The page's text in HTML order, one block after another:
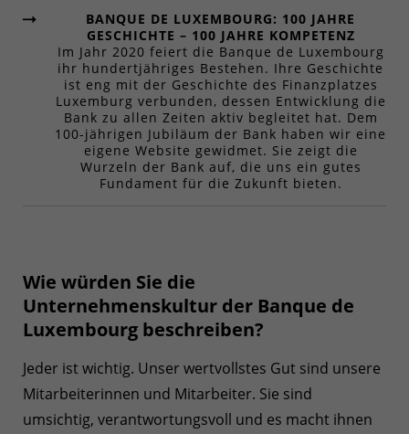
BANQUE DE LUXEMBOURG: 100 JAHRE
GESCHICHTE – 100 JAHRE KOMPETENZ
Im Jahr 2020 feiert die Banque de Luxembourg
ihr hundertjähriges Bestehen. Ihre Geschichte
ist eng mit der Geschichte des Finanzplatzes
Luxemburg verbunden, dessen Entwicklung die
Bank zu allen Zeiten aktiv begleitet hat. Dem
100-jährigen Jubiläum der Bank haben wir eine
eigene Website gewidmet. Sie zeigt die
Wurzeln der Bank auf, die uns ein gutes
Fundament für die Zukunft bieten.
Wie würden Sie die
Unternehmenskultur der Banque de
Luxembourg beschreiben?
Jeder ist wichtig. Unser wertvollstes Gut sind unsere
Mitarbeiterinnen und Mitarbeiter. Sie sind
umsichtig, verantwortungsvoll und es macht ihnen